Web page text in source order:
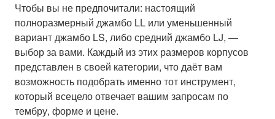
Чтобы вы не предпочитали: настоящий
полноразмерный джамбо LL или уменьшенный
вариант джамбо LS, либо средний джамбо LJ, —
выбор за вами. Каждый из этих размеров корпусов
представлен в своей категории, что даёт вам
возможность подобрать именно тот инструмент,
который всецело отвечает вашим запросам по
тембру, форме и цене.